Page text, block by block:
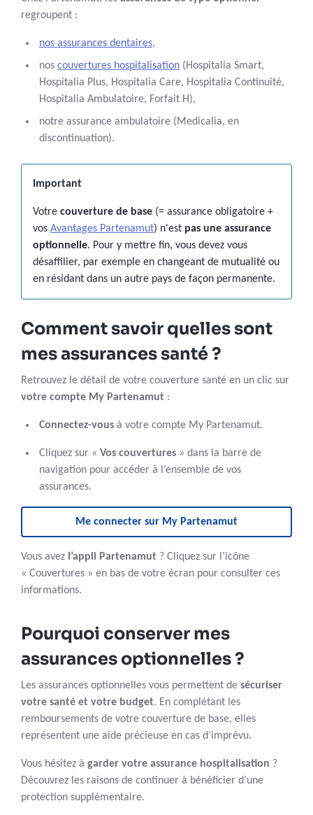
regroupent :
nos assurances dentaires,
nos couvertures hospitalisation (Hospitalia Smart,
Hospitalia Plus, Hospitalia Care, Hospitalia Continuité,
Hospitalia Ambulatoire, Forfait H),
notre assurance ambulatoire (Medicalia, en
discontinuation).
Important
Votre couverture de base (= assurance obligatoire +
vos Avantages Partenamut) n'est pas une assurance
optionnelle. Pour y mettre fin, vous devez vous
désaffilier, par exemple en changeant de mutualité ou
en résidant dans un autre pays de façon permanente.
Comment savoir quelles sont
mes assurances santé ?
Retrouvez le détail de votre couverture santé en un clic sur
votre compte My Partenamut :
Connectez-vous à votre compte My Partenamut.
Cliquez sur « Vos couvertures » dans la barre de
navigation pour accéder à l’ensemble de vos
assurances.
Me connecter sur My Partenamut
Vous avez l’appli Partenamut ? Cliquez sur l’icône
« Couvertures » en bas de votre écran pour consulter ces
informations.
Pourquoi conserver mes
assurances optionnelles ?
Les assurances optionnelles vous permettent de sécuriser
votre santé et votre budget. En complétant les
remboursements de votre couverture de base, elles
représentent une aide précieuse en cas d’imprévu.
Vous hésitez à garder votre assurance hospitalisation ?
Découvrez les raisons de continuer à bénéficier d’une
protection supplémentaire.